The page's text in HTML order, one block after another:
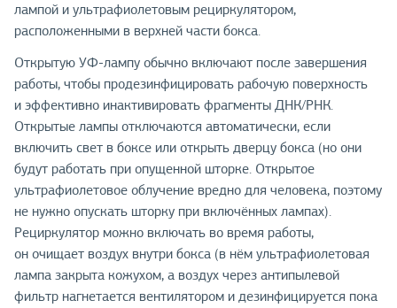
лампой и ультрафиолетовым рециркулятором,
расположенными в верхней части бокса.
Открытую УФ-лампу обычно включают после завершения
работы, чтобы продезинфицировать рабочую поверхность
и эффективно инактивировать фрагменты ДНК/РНК.
Открытые лампы отключаются автоматически, если
включить свет в боксе или открыть дверцу бокса (но они
будут работать при опущенной шторке. Открытое
ультрафиолетовое облучение вредно для человека, поэтому
не нужно опускать шторку при включённых лампах).
Рециркулятор можно включать во время работы,
он очищает воздух внутри бокса (в нём ультрафиолетовая
лампа закрыта кожухом, а воздух через антипылевой
фильтр нагнетается вентилятором и дезинфицируется пока